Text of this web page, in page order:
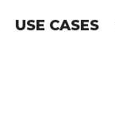
USE CASES